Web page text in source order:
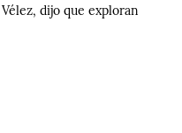
dijo que exploran